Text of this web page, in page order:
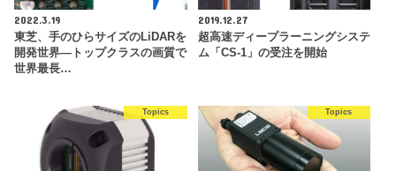
2022.3.19
東芝、手のひらサイズのLiDARを
開発世界―トップクラスの画質で
世界最長…
2019.12.27
超高速ディープラーニングシステ
ム「CS-1」の受注を開始
Topics Topics